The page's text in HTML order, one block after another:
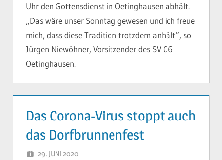
Uhr den Gottensdienst in Oetinghausen abhält.
„Das wäre unser Sonntag gewesen und ich freue
mich, dass diese Tradition trotzdem anhält“, so
Jürgen Niewöhner, Vorsitzender des SV 06
Oetinghausen.
Das Corona-Virus stoppt auch
das Dorfbrunnenfest
29. JUNI 2020